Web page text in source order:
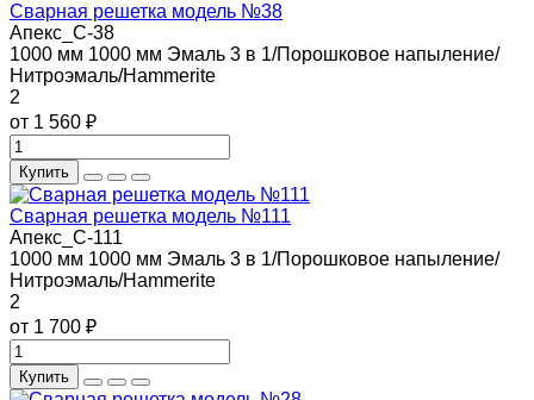
Сварная решетка модель №38
Апекс_С-38
1000 мм 1000 мм Эмаль 3 в 1/Порошковое напыление/
Нитроэмаль/Hammerite
2
от 1 560 ₽
Купить
Сварная решетка модель №111
Апекс_С-111
1000 мм 1000 мм Эмаль 3 в 1/Порошковое напыление/
Нитроэмаль/Hammerite
2
от 1 700 ₽
Купить